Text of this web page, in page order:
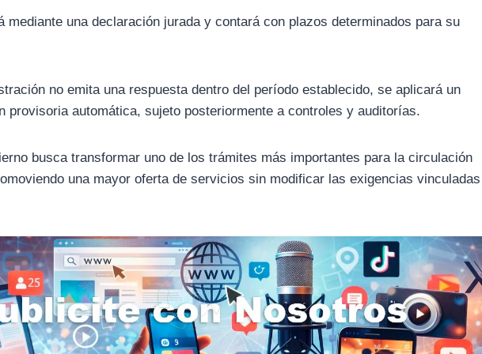
mediante una declaración jurada y contará con plazos determinados para su
no emita una respuesta dentro del período establecido, se aplicará un
provisoria automática, sujeto posteriormente a controles y auditorías.
busca transformar uno de los trámites más importantes para la circulación
una mayor oferta de servicios sin modificar las exigencias